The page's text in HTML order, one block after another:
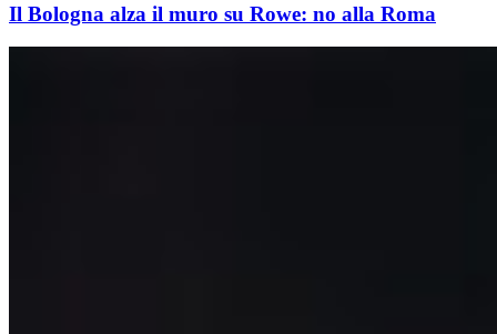
Il Bologna alza il muro su Rowe: no alla Roma